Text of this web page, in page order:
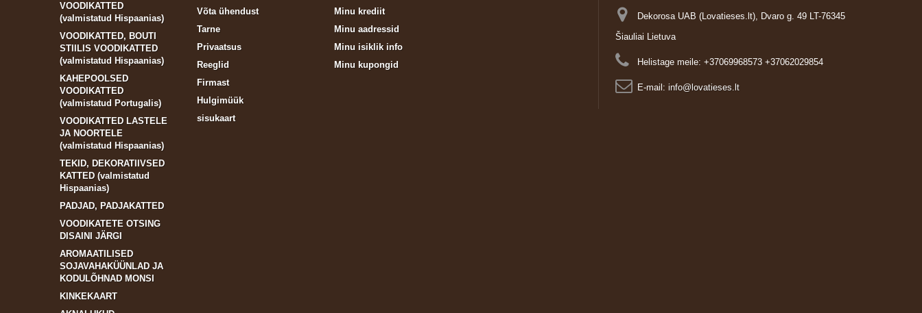
VOODIKATTED
(valmistatud Hispaanias)
VOODIKATTED, BOUTI
STIILIS VOODIKATTED
(valmistatud Hispaanias)
KAHEPOOLSED
VOODIKATTED
(valmistatud Portugalis)
VOODIKATTED LASTELE
JA NOORTELE
(valmistatud Hispaanias)
TEKID, DEKORATIIVSED
KATTED (valmistatud
Hispaanias)
PADJAD, PADJAKATTED
VOODIKATETE OTSING
DISAINI JÄRGI
AROMAATILISED
SOJAVAHAKÜÜNLAD JA
KODULÕHNAD MONSI
KINKEKAART
Võta ühendust
Tarne
Privaatsus
Reeglid
Firmast
Hulgimüük
sisukaart
Minu krediit
Minu aadressid
Minu isiklik info
Minu kupongid
Dekorosa UAB (Lovatieses.lt), Dvaro g. 49 LT-76345
Šiauliai Lietuva
Helistage meile: +37069968573 +37062029854
E-mail: info@lovatieses.lt